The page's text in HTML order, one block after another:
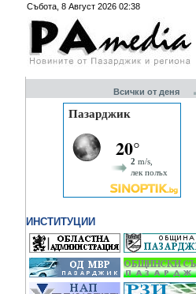
Събота, 8 Август 2026 02:38
Всички от деня
ИНСТИТУЦИИ